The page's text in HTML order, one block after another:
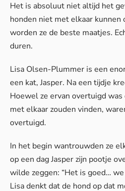
Het is absoluut niet altijd het
honden niet met elkaar kunnen
worden ze de beste maatjes.
duren.
Lisa Olsen-Plummer is een
een kat, Jasper. Na een tijdje
Hoewel ze ervan overtuigd
met elkaar zouden vinden,
overtuigd.
In het begin wantrouwden ze
op een dag Jasper zijn pootje
wilde zeggen: “Het is goed… we
Lisa denkt dat de hond op dat